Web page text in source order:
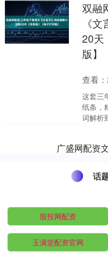
双融
《
20天
版】
查看：
这套三
纸条，
词解析
广盛网配资
话
股投网配资
玉满堂配资官网